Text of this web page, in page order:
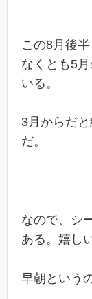
この8月後
なくとも5
いる。
3月からだ
だ。
なので、シ
ある。嬉し
早朝という